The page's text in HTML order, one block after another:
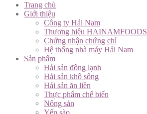
Trang chủ
Giới thiệu
Công ty Hải Nam
Thương hiệu HAINAMFOODS
Chứng nhận chứng chỉ
Hệ thống nhà máy Hải Nam
Sản phẩm
Hải sản đông lạnh
Hải sản khô sống
Hải sản ăn liền
Thực phẩm chế biến
Nông sản